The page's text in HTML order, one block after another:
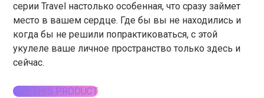
серии Travel настолько особенная, что сразу займет
место в вашем сердце. Где бы вы не находились и
когда бы не решили попрактиковаться, с этой
укулеле ваше личное пространство только здесь и
сейчас.
BUY THIS PRODUCT